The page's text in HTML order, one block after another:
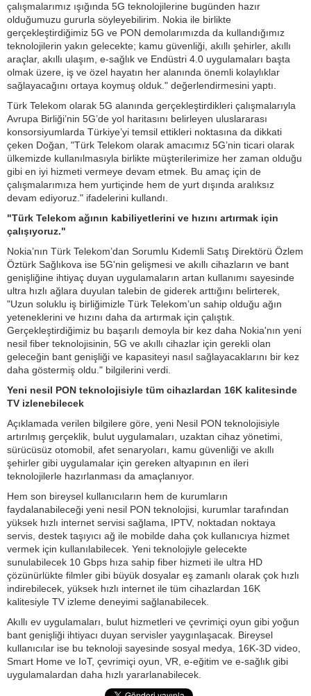
çalışmalarımız ışığında 5G teknolojilerine bugünden hazır
olduğumuzu gururla söyleyebilirim. Nokia ile birlikte
gerçekleştirdiğimiz 5G ve PON demolarımızda da kullandığımız
teknolojilerin yakın gelecekte; kamu güvenliği, akıllı şehirler, akıllı
araçlar, akıllı ulaşım, e-sağlık ve Endüstri 4.0 uygulamaları başta
olmak üzere, iş ve özel hayatın her alanında önemli kolaylıklar
sağlayacağını ortaya koymuş olduk." değerlendirmesini yaptı.
Türk Telekom olarak 5G alanında gerçekleştirdikleri çalışmalarıyla
Avrupa Birliği’nin 5G’de yol haritasını belirleyen uluslararası
konsorsiyumlarda Türkiye’yi temsil ettikleri noktasına da dikkati
çeken Doğan, "Türk Telekom olarak amacımız 5G’nin ticari olarak
ülkemizde kullanılmasıyla birlikte müşterilerimize her zaman olduğu
gibi en iyi hizmeti vermeye devam etmek. Bu amaç için de
çalışmalarımıza hem yurtiçinde hem de yurt dışında aralıksız
devam ediyoruz." ifadelerini kullandı.
"Türk Telekom ağının kabiliyetlerini ve hızını artırmak için
çalışıyoruz."
Nokia’nın Türk Telekom’dan Sorumlu Kıdemli Satış Direktörü Özlem
Öztürk Sağlıkova ise 5G'nin gelişmesi ve akıllı cihazların ve bant
genişliğine ihtiyaç duyan uygulamaların artan kullanımı sayesinde
ultra hızlı ağlara duyulan talebin de giderek arttığını belirterek,
"Uzun soluklu iş birliğimizle Türk Telekom’un sahip olduğu ağın
yeteneklerini ve hızını daha da artırmak için çalıştık.
Gerçekleştirdiğimiz bu başarılı demoyla bir kez daha Nokia'nın yeni
nesil fiber teknolojisinin, 5G ve akıllı cihazlar için gerekli olan
geleceğin bant genişliği ve kapasiteyi nasıl sağlayacaklarını bir kez
daha göstermiş oldu." bilgilerini verdi.
Yeni nesil PON teknolojisiyle tüm cihazlardan 16K kalitesinde
TV izlenebilecek
Açıklamada verilen bilgilere göre, yeni Nesil PON teknolojisiyle
artırılmış gerçeklik, bulut uygulamaları, uzaktan cihaz yönetimi,
sürücüsüz otomobil, afet senaryoları, kamu güvenliği ve akıllı
şehirler gibi uygulamalar için gereken altyapının en ileri
teknolojilerle hazırlanması da amaçlanıyor.
Hem son bireysel kullanıcıların hem de kurumların
faydalanabileceği yeni nesil PON teknolojisi, kurumlar tarafından
yüksek hızlı internet servisi sağlama, IPTV, noktadan noktaya
servis, destek taşıyıcı ağ ile mobilde daha çok kullanıcıya hizmet
vermek için kullanılabilecek. Yeni teknolojiyle gelecekte
sunulabilecek 10 Gbps hıza sahip fiber hizmeti ile ultra HD
çözünürlükte filmler gibi büyük dosyalar eş zamanlı olarak çok hızlı
indirebilecek, yüksek hızlı internet ile tüm cihazlardan 16K
kalitesiyle TV izleme deneyimi sağlanabilecek.
Akıllı ev uygulamaları, bulut hizmetleri ve çevrimiçi oyun gibi yoğun
bant genişliği ihtiyacı duyan servisler yaygınlaşacak. Bireysel
kullanıcılar ise bu teknoloji sayesinde sosyal medya, 16K-3D video,
Smart Home ve IoT, çevrimiçi oyun, VR, e-eğitim ve e-sağlık gibi
uygulamalardan daha hızlı yararlanabilecek.